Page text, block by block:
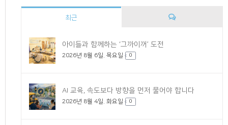
최근
아이들과 함께하는 ‘그까이꺼’ 도전
2026년 8월 6일. 목요일 0
AI 교육, 속도보다 방향을 먼저 물어야 합니다
2026년 8월 4일. 화요일 0